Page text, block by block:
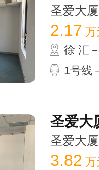
圣爱大
2.17 万
徐 汇
1号线
圣爱大
圣爱大
3.82 万